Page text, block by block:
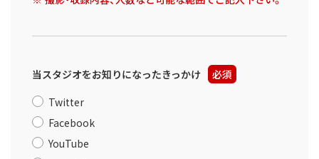
当スタジオをお知りになったきっかけ
必須
Twitter
Facebook
YouTube